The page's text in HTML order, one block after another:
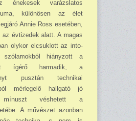
énekesek varázslatos
különösen az élet
Annie Ross ese­tében,
az évtizedek alatt. A magas
olykor elcsuklott az into­
hiányzott a
ígérő harmadik, a
pusztán tech­nikai
mérlegelő hallgató jó
mínuszt véshetett a
A művészet azonban